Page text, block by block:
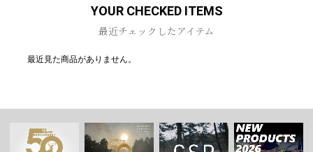
YOUR CHECKED ITEMS
最近チェックしたアイテム
最近見た商品がありません。